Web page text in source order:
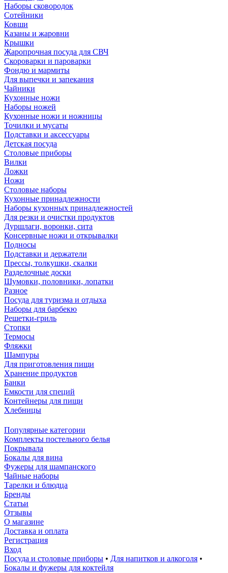
Наборы сковородок
Сотейники
Ковши
Казаны и жаровни
Крышки
Жаропрочная посуда для СВЧ
Скороварки и пароварки
Фондю и мармиты
Для выпечки и запекания
Чайники
Кухонные ножи
Наборы ножей
Кухонные ножи и ножницы
Точилки и мусаты
Подставки и аксессуары
Детская посуда
Столовые приборы
Вилки
Ложки
Ножи
Столовые наборы
Кухонные принадлежности
Наборы кухонных принадлежностей
Для резки и очистки продуктов
Дуршлаги, воронки, сита
Консервные ножи и открывалки
Подносы
Подставки и держатели
Прессы, толкушки, скалки
Разделочные доски
Шумовки, половники, лопатки
Разное
Посуда для туризма и отдыха
Наборы для барбекю
Решетки-гриль
Стопки
Термосы
Фляжки
Шампуры
Для приготовления пищи
Хранение продуктов
Банки
Емкости для специй
Контейнеры для пищи
Хлебницы
Популярные категории
Комплекты постельного белья
Покрывала
Бокалы для вина
Фужеры для шампанского
Чайные наборы
Тарелки и блюдца
Бренды
Статьи
Отзывы
О магазине
Доставка и оплата
Регистрация
Вход
Посуда и столовые приборы • Для напитков и алкоголя •
Бокалы и фужеры для коктейля